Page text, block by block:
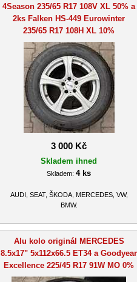
4Season 235/65 R17 108V XL 50% a
2ks Falken HS-449 Eurowinter
235/65 R17 108H XL 10%
3 000 Kč
Skladem ihned
Skladem: 4 ks
AUDI, SEAT, ŠKODA, MERCEDES, VW,
BMW.
Alu kolo originál MERCEDES
8.5x17" 5x112x66.5 ET34 a Goodyear
Excellence 225/45 R17 91W MO 0%